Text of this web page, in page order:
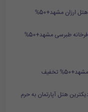
مسافرخانه ارزان مشهد طبرسی | قیمت و شماره مسافرخانه طبرسی مشهد+50%
تخفیف
هتل آپارتمان به حرم